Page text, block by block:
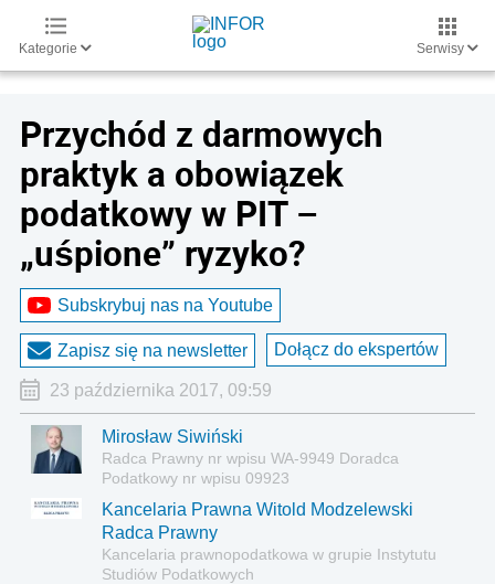
Kategorie Serwisy
Przychód z darmowych
praktyk a obowiązek
podatkowy w PIT –
„uśpione” ryzyko?
Subskrybuj nas na Youtube
Zapisz się na newsletter Dołącz do ekspertów
23 października 2017, 09:59
Mirosław Siwiński
Radca Prawny nr wpisu WA-9949 Doradca
Podatkowy nr wpisu 09923
Kancelaria Prawna Witold Modzelewski
Radca Prawny
Kancelaria prawnopodatkowa w grupie Instytutu
Studiów Podatkowych